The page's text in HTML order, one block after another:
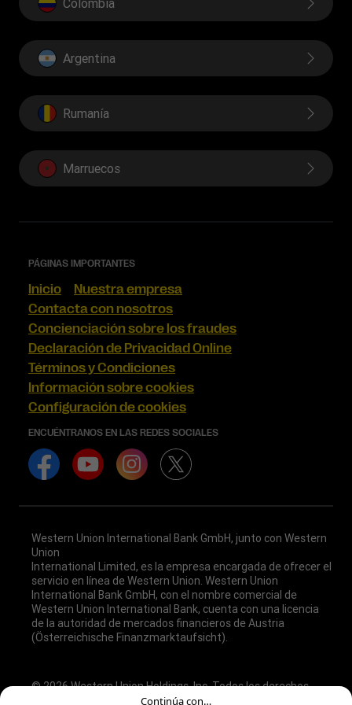
Continúa con…
Informe Público CbCR de la UE
Colombia
Argentina
Rumanía
Marruecos
PÁGINAS IMPORTANTES
Inicio
Nuestra empresa
Contacta con nosotros
Concienciación sobre los fraudes
Declaración de Privacidad Online
Términos y Condiciones
Información sobre cookies
Configuración de cookies
ENCUÉNTRANOS EN LAS REDES SOCIALES
Western Union International Bank GmbH, junto con Western
Union
International Limited, es la empresa encargada de ofrecer el
servicio en línea de Western Union. Western Union
International Bank GmbH, con el nombre comercial de
Western Union International Bank, cuenta con una licencia
de la autoridad de mercados financieros de Austria
(Österreichische Finanzmarktaufsicht).
© 2026 Western Union Holdings, Inc. Todos los derechos
reservados. Todos los logotipos, marcas comerciales,